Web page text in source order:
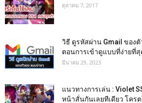
ตุลาคม 7, 2017
วิธี ดูรหัสผ่าน Gmail ของ
ตอนการเข้าดูแบบที่ง่ายที่สุ
มีนาคม 29, 2023
แนวทางการเล่น : Violet
หน้าสั่นกันเลยทีเดียว โคร